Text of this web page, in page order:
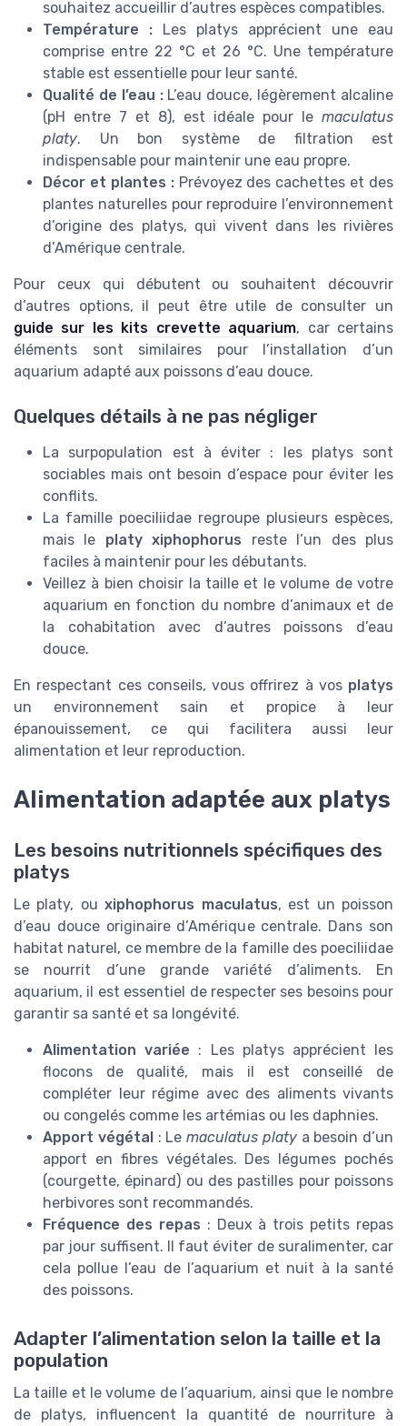
souhaitez accueillir d’autres espèces compatibles.
Température : Les platys apprécient une eau
comprise entre 22 °C et 26 °C. Une température
stable est essentielle pour leur santé.
Qualité de l’eau :L’eau douce, légèrement alcaline
(pH entre 7 et 8), est idéale pour le maculatus
platy. Un bon système de filtration est
indispensable pour maintenir une eau propre.
Décor et plantes :Prévoyez des cachettes et des
plantes naturelles pour reproduire l’environnement
d’origine des platys, qui vivent dans les rivières
d’Amérique centrale.
Pour ceux qui débutent ou souhaitent découvrir
d’autres options, il peut être utile de consulter un
guide sur les kits crevette aquarium, car certains
éléments sont similaires pour l’installation d’un
aquarium adapté aux poissons d’eau douce.
Quelques détails à ne pas négliger
La surpopulation est à éviter : les platys sont
sociables mais ont besoin d’espace pour éviter les
conflits.
La famille poeciliidae regroupe plusieurs espèces,
mais le platy xiphophorus reste l’un des plus
faciles à maintenir pour les débutants.
Veillez à bien choisir la taille et le volume de votre
aquarium en fonction du nombre d’animaux et de
la cohabitation avec d’autres poissons d’eau
douce.
En respectant ces conseils, vous offrirez à vos platys
un environnement sain et propice à leur
épanouissement, ce qui facilitera aussi leur
alimentation et leur reproduction.
Alimentation adaptée aux platys
Les besoins nutritionnels spécifiques des
platys
Le platy, ouxiphophorus maculatus, est un poisson
d’eau douce originaire d’Amérique centrale. Dans son
habitat naturel, ce membre de la famille des poeciliidae
se nourrit d’une grande variété d’aliments. En
aquarium, il est essentiel de respecter ses besoins pour
garantir sa santé et sa longévité.
Alimentation variée : Les platys apprécient les
flocons de qualité, mais il est conseillé de
compléter leur régime avec des aliments vivants
ou congelés comme les artémias ou les daphnies.
Apport végétal: Le maculatus platya besoin d’un
apport en fibres végétales. Des légumes pochés
(courgette, épinard) ou des pastilles pour poissons
herbivores sont recommandés.
Fréquence des repas : Deux à trois petits repas
par jour suffisent. Il faut éviter de suralimenter, car
cela pollue l’eau de l’aquarium et nuit à la santé
des poissons.
Adapter l’alimentation selon la taille et la
population
La taille et le volume de l’aquarium, ainsi que le nombre
de platys, influencent la quantité de nourriture à